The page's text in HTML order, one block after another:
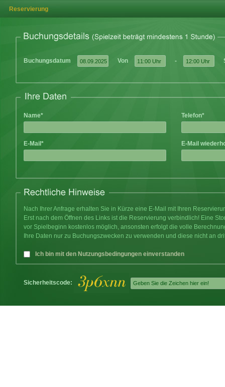
Reservierung
Buchungsdatum Von -
Name* Telefon*
E-Mail* E-Mail
Nach Ihrer Anfrage erhalten Sie in Kürze eine E-Mail mit Ihren
Erst nach dem Öffnen des Links ist die Reservierung verbindlich! Eine
vor Spielbeginn kostenlos möglich, ansonsten erfolgt die volle
Ihre Daten nur zu Buchungszwecken zu verwenden und diese nicht an
Ich bin mit den Nutzungsbedingungen einverstanden
Sicherheitscode: